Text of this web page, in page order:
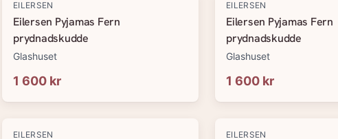
EILERSEN
Eilersen Pyjamas Fern
prydnadskudde
Glashuset
1 600 kr
EILERSEN
Eilersen Pyjamas Fern
prydnadskudde
Glashuset
1 600 kr
EILERSEN EILERSEN